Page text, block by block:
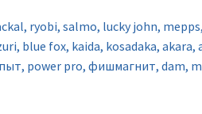
ryobi, salmo, lucky john,
blue fox, kaida, kosadaka,
power pro, фишмагнит, dam,